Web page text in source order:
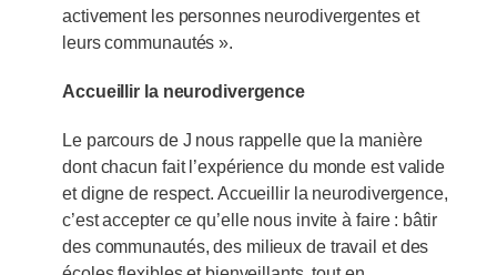
activement les personnes neurodivergentes et
leurs communautés ».
Accueillir la neurodivergence
Le parcours de J nous rappelle que la manière
dont chacun fait l’expérience du monde est valide
et digne de respect. Accueillir la neurodivergence,
c’est accepter ce qu’elle nous invite à faire : bâtir
des communautés, des milieux de travail et des